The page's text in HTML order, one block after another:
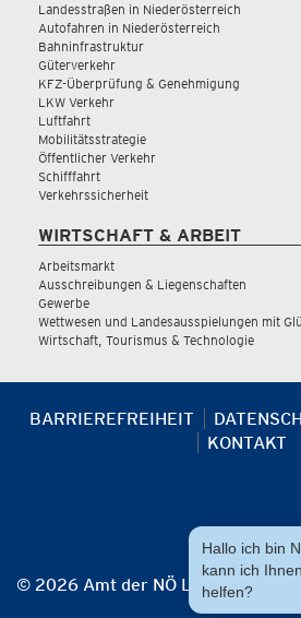
Landesstraßen in Niederösterreich
Autofahren in Niederösterreich
Bahninfrastruktur
Güterverkehr
KFZ-Überprüfung & Genehmigung
LKW Verkehr
Luftfahrt
Mobilitätsstrategie
Öffentlicher Verkehr
Schifffahrt
Verkehrssicherheit
WIRTSCHAFT & ARBEIT
Arbeitsmarkt
Ausschreibungen & Liegenschaften
Gewerbe
Wettwesen und Landesausspielungen mit
Wirtschaft, Tourismus & Technologie
BARRIEREFREIHEIT
KONTAKT
© 2026 Amt der NÖ
Hallo ich bin
kann ich
helfen?